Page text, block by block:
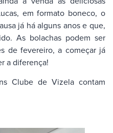
em formato boneco, o
já há alguns anos e que,
As bolachas podem ser
de fevereiro, a começar já
a diferença!
Clube de Vizela contam